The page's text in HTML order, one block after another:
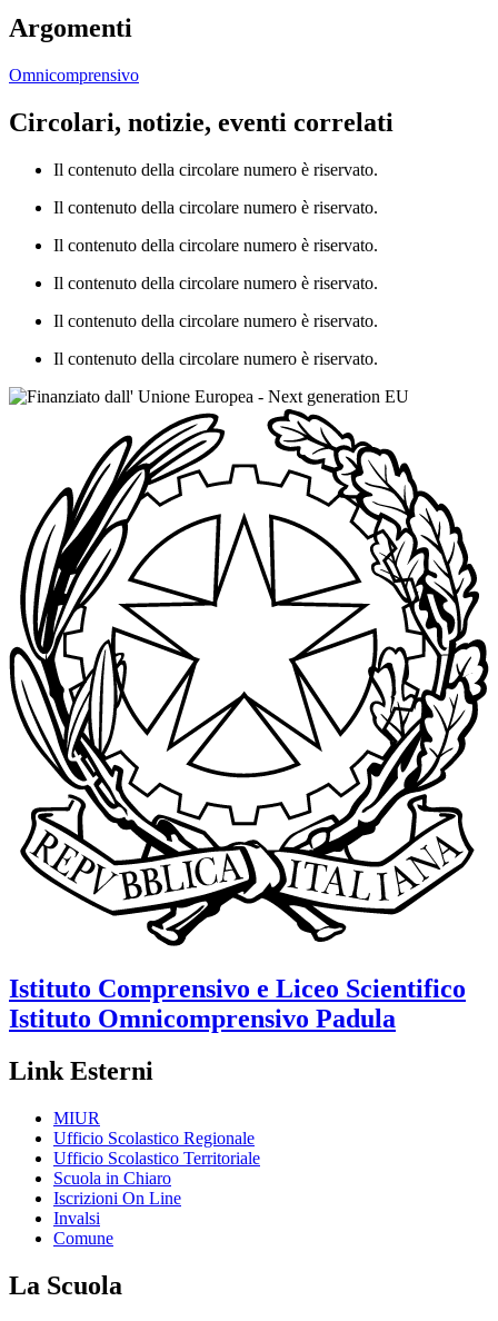
Argomenti
Omnicomprensivo
Circolari, notizie, eventi correlati
Il contenuto della circolare numero è riservato.
Il contenuto della circolare numero è riservato.
Il contenuto della circolare numero è riservato.
Il contenuto della circolare numero è riservato.
Il contenuto della circolare numero è riservato.
Il contenuto della circolare numero è riservato.
Istituto Comprensivo e Liceo Scientifico
Istituto Omnicomprensivo Padula
Link Esterni
MIUR
Ufficio Scolastico Regionale
Ufficio Scolastico Territoriale
Scuola in Chiaro
Iscrizioni On Line
Invalsi
Comune
La Scuola